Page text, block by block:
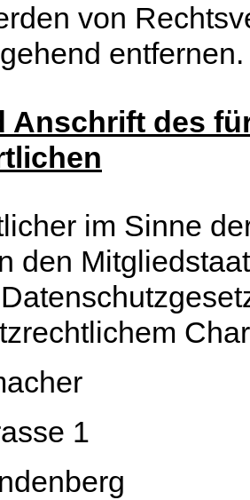
von
entfernen.
Anschrift des
im Sinne
den
1